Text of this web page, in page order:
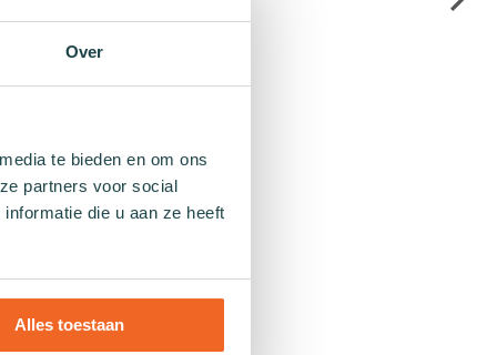
Over
te bieden en om ons
partners voor social
die u aan ze heeft
Alles toestaan